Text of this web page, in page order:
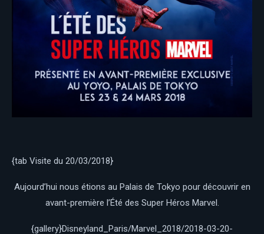
{tab Visite du 20/03/2018}
Aujourd’hui nous étions au Palais de Tokyo pour découvrir en
avant-première l’Été des Super Héros Marvel.
{gallery}Disneyland_Paris/Marvel_2018/2018-03-20-